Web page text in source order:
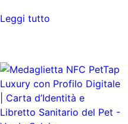
Leggi tutto